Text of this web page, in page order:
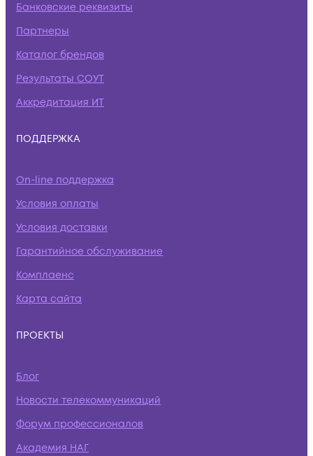
Банковские реквизиты
Партнеры
Каталог брендов
Результаты СОУТ
Аккредитация ИТ
ПОДДЕРЖКА
On-line поддержка
Условия оплаты
Условия доставки
Гарантийное обслуживание
Комплаенс
Карта сайта
ПРОЕКТЫ
Блог
Новости телекоммуникаций
Форум профессионалов
Академия НАГ